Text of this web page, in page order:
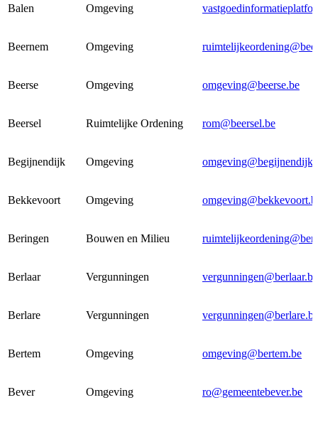
Balen Omgeving
Beernem Omgeving
Beerse Omgeving omgeving@beerse.be
Beersel Ruimtelijke Ordening rom@beersel.be
Begijnendijk Omgeving
Bekkevoort Omgeving
Beringen Bouwen en Milieu
Berlaar Vergunningen vergunningen@berlaar.be
Berlare Vergunningen vergunningen@berlare.be
Bertem Omgeving omgeving@bertem.be
Bever Omgeving ro@gemeentebever.be